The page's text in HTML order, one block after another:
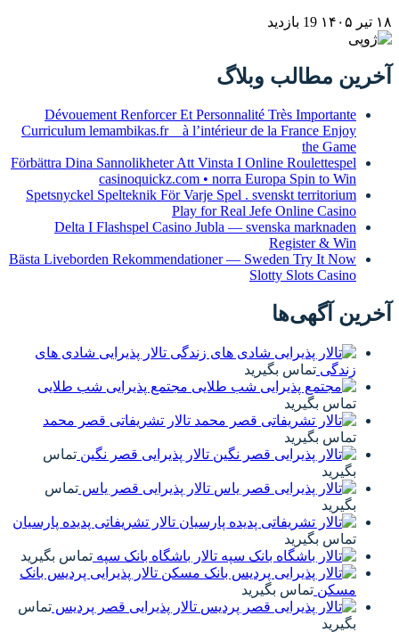
Dévouement
Curriculum
Förbättra Dina
Spetsnyckel
Delta I
Bästa Liveborden
شادی های
شب طلایی
قصر محمد
قصر نگینتماس
قصر یاستماس
پدیده پارسیان
سپه تماس بگیرید
پذیرایی پردیس بانک
قصر پردیس تماس